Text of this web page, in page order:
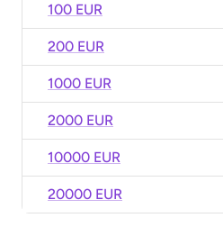
100 EUR
200 EUR
1000 EUR
2000 EUR
10000 EUR
20000 EUR